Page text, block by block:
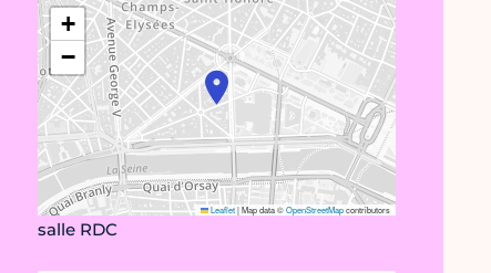
+
−
Leaflet|Map data ©OpenStreetMapcontributors
salle RDC